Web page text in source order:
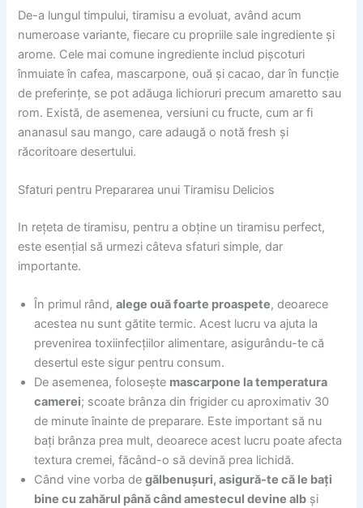
De-a lungul timpului, tiramisu a evoluat, având acum
numeroase variante, fiecare cu propriile sale ingrediente și
arome. Cele mai comune ingrediente includ pișcoturi
înmuiate în cafea, mascarpone, ouă și cacao, dar în funcție
de preferințe, se pot adăuga lichioruri precum amaretto sau
rom. Există, de asemenea, versiuni cu fructe, cum ar fi
ananasul sau mango, care adaugă o notă fresh și
răcoritoare desertului.
Sfaturi pentru Prepararea unui Tiramisu Delicios
In rețeta de tiramisu, pentru a obține un tiramisu perfect,
este esențial să urmezi câteva sfaturi simple, dar
importante.
În primul rând,alege ouă foarte proaspete, deoarece
acestea nu sunt gătite termic. Acest lucru va ajuta la
prevenirea toxiinfecțiilor alimentare, asigurându-te că
desertul este sigur pentru consum.
De asemenea, folosește mascarpone la temperatura
camerei; scoate brânza din frigider cu aproximativ 30
de minute înainte de preparare. Este important să nu
bați brânza prea mult, deoarece acest lucru poate afecta
textura cremei, făcând-o să devină prea lichidă.
Când vine vorba degălbenușuri, asigură-te că le bați
bine cu zahărul până când amestecul devine alb și